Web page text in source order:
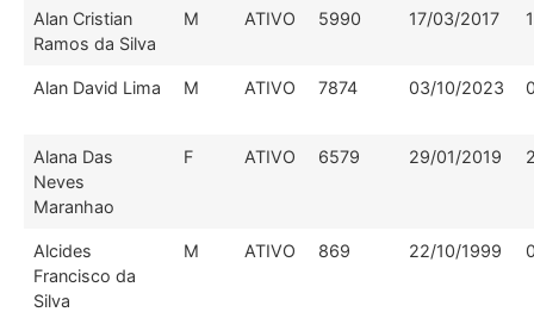
Alan Cristian
Ramos da Silva
M ATIVO 5990 17/03/2017
Alan David Lima M ATIVO 7874 03/10/2023
Alana Das
Neves
Maranhao
F ATIVO 6579 29/01/2019
Alcides
Francisco da
Silva
M ATIVO 869 22/10/1999